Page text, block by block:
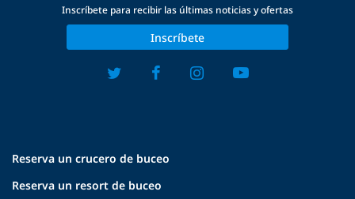
Reserva un crucero de buceo
Reserva un resort de buceo
Inscríbete para recibir las últimas noticias y ofertas
Inscríbete